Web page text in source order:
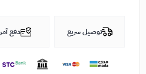
توصيل سريع دفع